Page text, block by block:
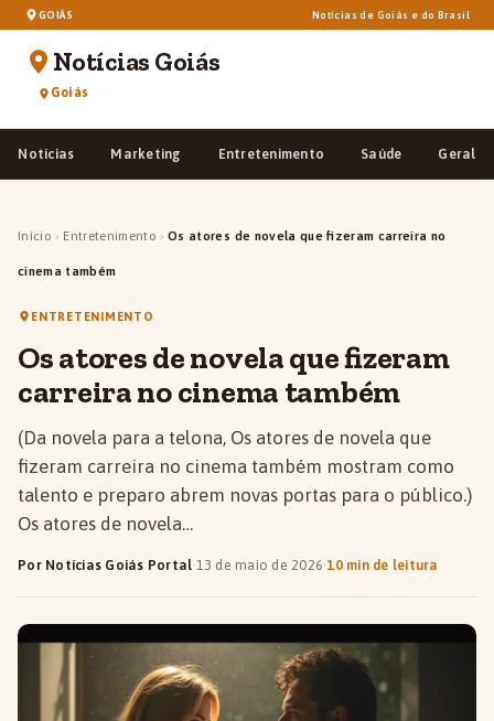
GOIÁS Notícias de Goiás e do Brasil
Notícias Goiás
Goiás
Notícias Marketing Entretenimento Saúde Geral
Início › Entretenimento › Os atores de novela que fizeram carreira no
cinema também
ENTRETENIMENTO
Os atores de novela que fizeram
carreira no cinema também
(Da novela para a telona, Os atores de novela que
fizeram carreira no cinema também mostram como
talento e preparo abrem novas portas para o público.)
Os atores de novela…
Por Notícias Goiás Portal·13 de maio de 2026·10 min de leitura